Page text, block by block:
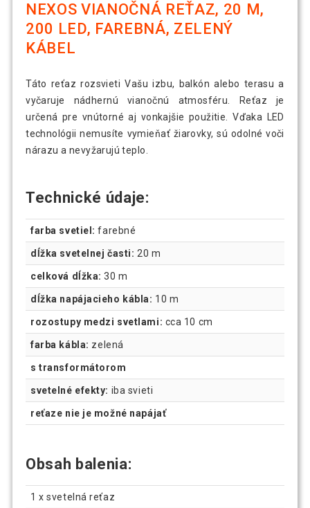
NEXOS VIANOČNÁ REŤAZ, 20 M,
200 LED, FAREBNÁ, ZELENÝ
KÁBEL
Táto reťaz rozsvieti Vašu izbu, balkón alebo terasu a
vyčaruje nádhernú vianočnú atmosféru. Reťaz je
určená pre vnútorné aj vonkajšie použitie. Vďaka LED
technológii nemusíte vymieňať žiarovky, sú odolné voči
nárazu a nevyžarujú teplo.
Technické údaje:
farba svetiel: farebné
dĺžka svetelnej časti: 20 m
celková dĺžka: 30 m
dĺžka napájacieho kábla: 10 m
rozostupy medzi svetlami: cca 10 cm
farba kábla: zelená
s transformátorom
svetelné efekty: iba svieti
reťaze nie je možné napájať
Obsah balenia:
1 x svetelná reťaz